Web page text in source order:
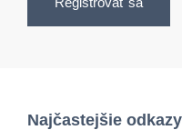
Najčastejšie odkazy